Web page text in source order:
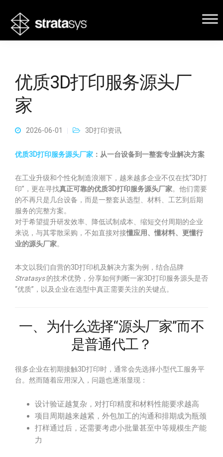
优质3D打印服务源头厂
家
2026-06-01 3D打印资讯
优质3D打印服务源头厂家 ：从一台设备到一整套专业解决方案
在工业升级和个性化制造浪潮下，越来越多企业不仅在找“3D打
印”，更在寻找真正可靠的优质3D打印服务源头厂家。他们需要
的不再只是几台设备，而是一整套从选型、材料、工艺到后期
服务的完整方案。
对于希望提升研发效率、降低试制成本、缩短交付周期的企业
来说，与其零散采购，不如直接对接懂应用、懂材料、更懂行
业的源头厂家。
本文以我们自营的3D打印机及解决方案为例，结合品牌
Stratasys的技术优势，分享如何判断一家3D打印服务源头是否
“优质”，以及企业在选型中真正需要关注的关键点。
一、为什么选择“源头厂家”而不
是普通代工？
很多企业在初期接触3D打印时，通常会先选择小型代工服务平
台。然而随着应用深入，问题也逐渐显现：
设计验证越复杂，对打印精度和材料性能要求越高
项目周期越来越紧，外包加工的沟通和排期成为瓶颈
打样通过后，还需要考虑小批量甚至中等规模生产能
力